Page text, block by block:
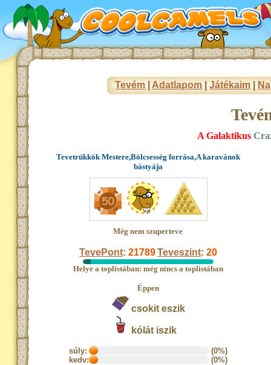
Tevém Adatlapom |Játékaim
A Galaktikus
Tevetrükkök Mestere,Bölcsesség forrása,A karavánok
bástyája
Még nem szuperteve
TevePont: 21789Teveszint: 20
Helye a toplistában: még nincs a toplistában
Éppen
csokit eszik
kólát iszik
súly:
(0%)
kedv:
(0%)